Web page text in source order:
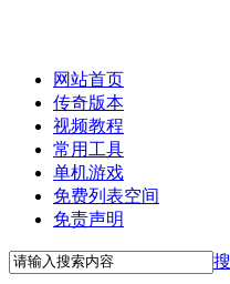
网站首页
传奇版本
视频教程
常用工具
单机游戏
免费列表空间
免责声明